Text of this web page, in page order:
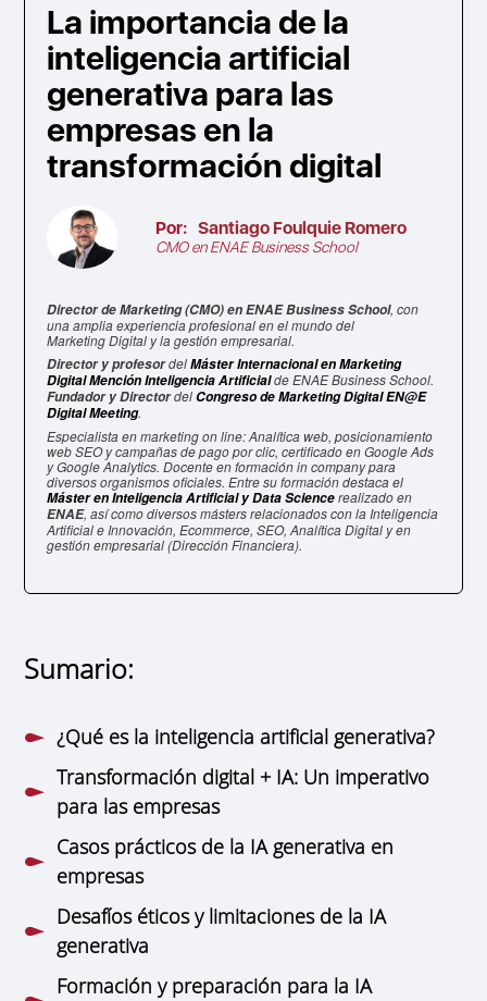
La importancia de la
inteligencia artificial
generativa para las
empresas en la
transformación digital
Por: Santiago Foulquie Romero
CMO en ENAE Business School
Director de Marketing (CMO) en ENAE Business School, con
una amplia experiencia profesional en el mundo del
Marketing Digital y la gestión empresarial.
Director y profesordelMáster Internacional en Marketing
Digital Mención Inteligencia Artificialde ENAE Business School.
Fundador y DirectordelCongreso de Marketing Digital EN@E
Digital Meeting.
Especialista en marketing on line: Analítica web, posicionamiento
web SEO y campañas de pago por clic, certificado en Google Ads
y Google Analytics. Docente en formación in company para
diversos organismos oficiales. Entre su formación destaca el
Máster en Inteligencia Artificial y Data Sciencerealizado en
ENAE, así como diversos másters relacionados con la Inteligencia
Artificial e Innovación, Ecommerce, SEO, Analítica Digital y en
gestión empresarial (Dirección Financiera).
Sumario:
¿Qué es la inteligencia artificial generativa?
Transformación digital + IA: Un imperativo
para las empresas
Casos prácticos de la IA generativa en
empresas
Desafíos éticos y limitaciones de la IA
generativa
Formación y preparación para la IA